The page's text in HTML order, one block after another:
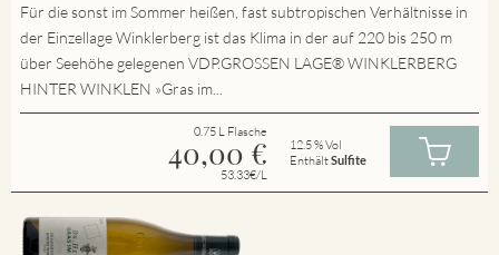
Für die sonst im Sommer heißen, fast subtropischen Verhältnisse in
der Einzellage Winklerberg ist das Klima in der auf 220 bis 250 m
über Seehöhe gelegenen VDP.GROSSEN LAGE® WINKLERBERG
HINTER WINKLEN »Gras im...
0.75 L Flasche
40,00 €
53.33€/L
12.5 % Vol
EnthältSulfite